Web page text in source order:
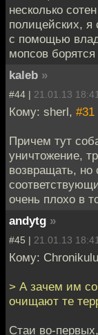
несколько
полицейских, я
с помощью
мопсов
kaleb »
#44 | 21.01.13 18:41
Кому: sherl, #31
Причем тут
уничтожение,
возвращать, но
очень плохо в
andytg »
#45 | 21.01.13 18:41
Кому:
> А зачем им
очищают те
Стаи во-